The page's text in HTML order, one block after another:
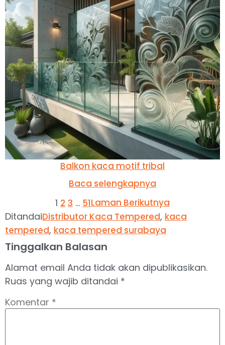
Balkon kaca motif tribal
Baca selengkapnya
1 2 3 … 51Laman Berikutnya
DitandaiDistributor Kaca Tempered, kaca
tempered, kaca tempered surabaya
Tinggalkan Balasan
Alamat email Anda tidak akan dipublikasikan.
Ruas yang wajib ditandai *
Komentar *